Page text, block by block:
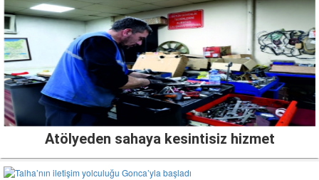
Atölyeden sahaya kesintisiz hizmet